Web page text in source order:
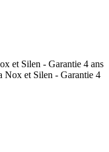
et Silen - Garantie 4 ans
Nox et Silen - Garantie 4